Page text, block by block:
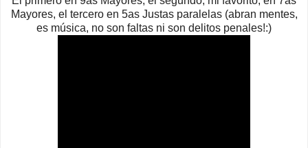
Mayores, el tercero en 5as Justas paralelas (abran mentes,
es música, no son faltas ni son delitos penales!:)